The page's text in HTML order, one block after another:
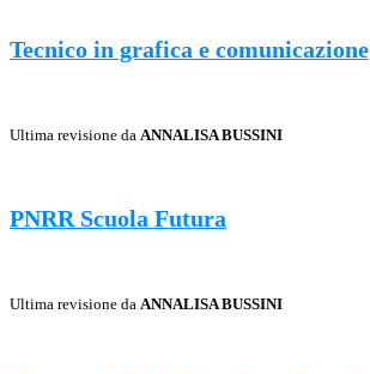
Tecnico in grafica e comunicazione
Ultima revisione da ANNALISA BUSSINI
PNRR Scuola Futura
Ultima revisione da ANNALISA BUSSINI